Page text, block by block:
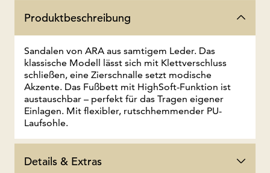
Produktbeschreibung
Sandalen von ARA aus samtigem Leder. Das
klassische Modell lässt sich mit Klettverschluss
schließen, eine Zierschnalle setzt modische
Akzente. Das Fußbett mit HighSoft-Funktion ist
austauschbar – perfekt für das Tragen eigener
Einlagen. Mit flexibler, rutschhemmender PU-
Laufsohle.
Details & Extras